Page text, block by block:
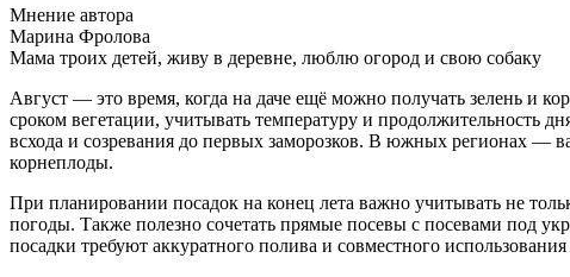
Мнение автора
Марина Фролова
Мама троих детей, живу в деревне, люблю огород и свою собаку
Август — это время, когда на даче ещё можно получать зелень и
сроком вегетации, учитывать температуру и продолжительность
всхода и созревания до первых заморозков. В южных регионах —
корнеплоды.
При планировании посадок на конец лета важно учитывать не
погоды. Также полезно сочетать прямые посевы с посевами под
посадки требуют аккуратного полива и совместного